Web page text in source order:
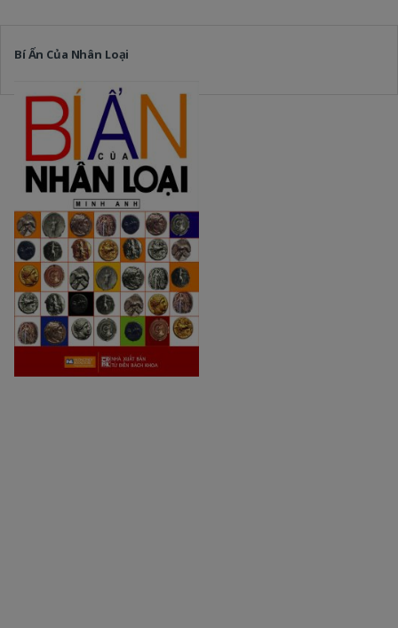
Bí Ẩn Của Nhân Loại